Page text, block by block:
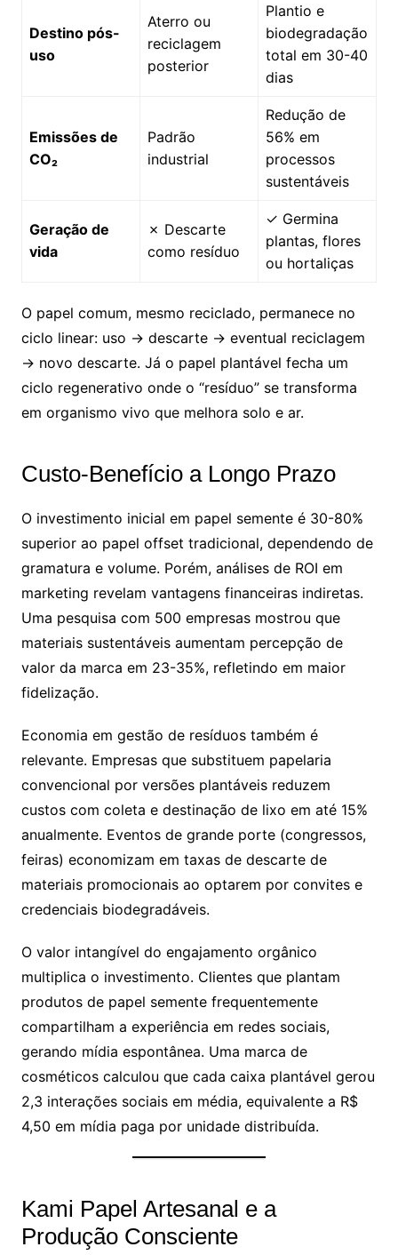
Destino pós-
uso
Aterro ou
reciclagem
posterior
Plantio e
biodegradação
total em 30-40
dias
Emissões de
CO₂
Padrão
industrial
Redução de
56% em
processos
sustentáveis
Geração de
vida
✗ Descarte
como resíduo
✓ Germina
plantas, flores
ou hortaliças
O papel comum, mesmo reciclado, permanece no
ciclo linear: uso → descarte → eventual reciclagem
→ novo descarte. Já o papel plantável fecha um
ciclo regenerativo onde o “resíduo” se transforma
em organismo vivo que melhora solo e ar.
Custo-Benefício a Longo Prazo
O investimento inicial em papel semente é 30-80%
superior ao papel offset tradicional, dependendo de
gramatura e volume. Porém, análises de ROI em
marketing revelam vantagens financeiras indiretas.
Uma pesquisa com 500 empresas mostrou que
materiais sustentáveis aumentam percepção de
valor da marca em 23-35%, refletindo em maior
fidelização.
Economia em gestão de resíduos também é
relevante. Empresas que substituem papelaria
convencional por versões plantáveis reduzem
custos com coleta e destinação de lixo em até 15%
anualmente. Eventos de grande porte (congressos,
feiras) economizam em taxas de descarte de
materiais promocionais ao optarem por convites e
credenciais biodegradáveis.
O valor intangível do engajamento orgânico
multiplica o investimento. Clientes que plantam
produtos de papel semente frequentemente
compartilham a experiência em redes sociais,
gerando mídia espontânea. Uma marca de
cosméticos calculou que cada caixa plantável gerou
2,3 interações sociais em média, equivalente a R$
4,50 em mídia paga por unidade distribuída.
Kami Papel Artesanal e a
Produção Consciente